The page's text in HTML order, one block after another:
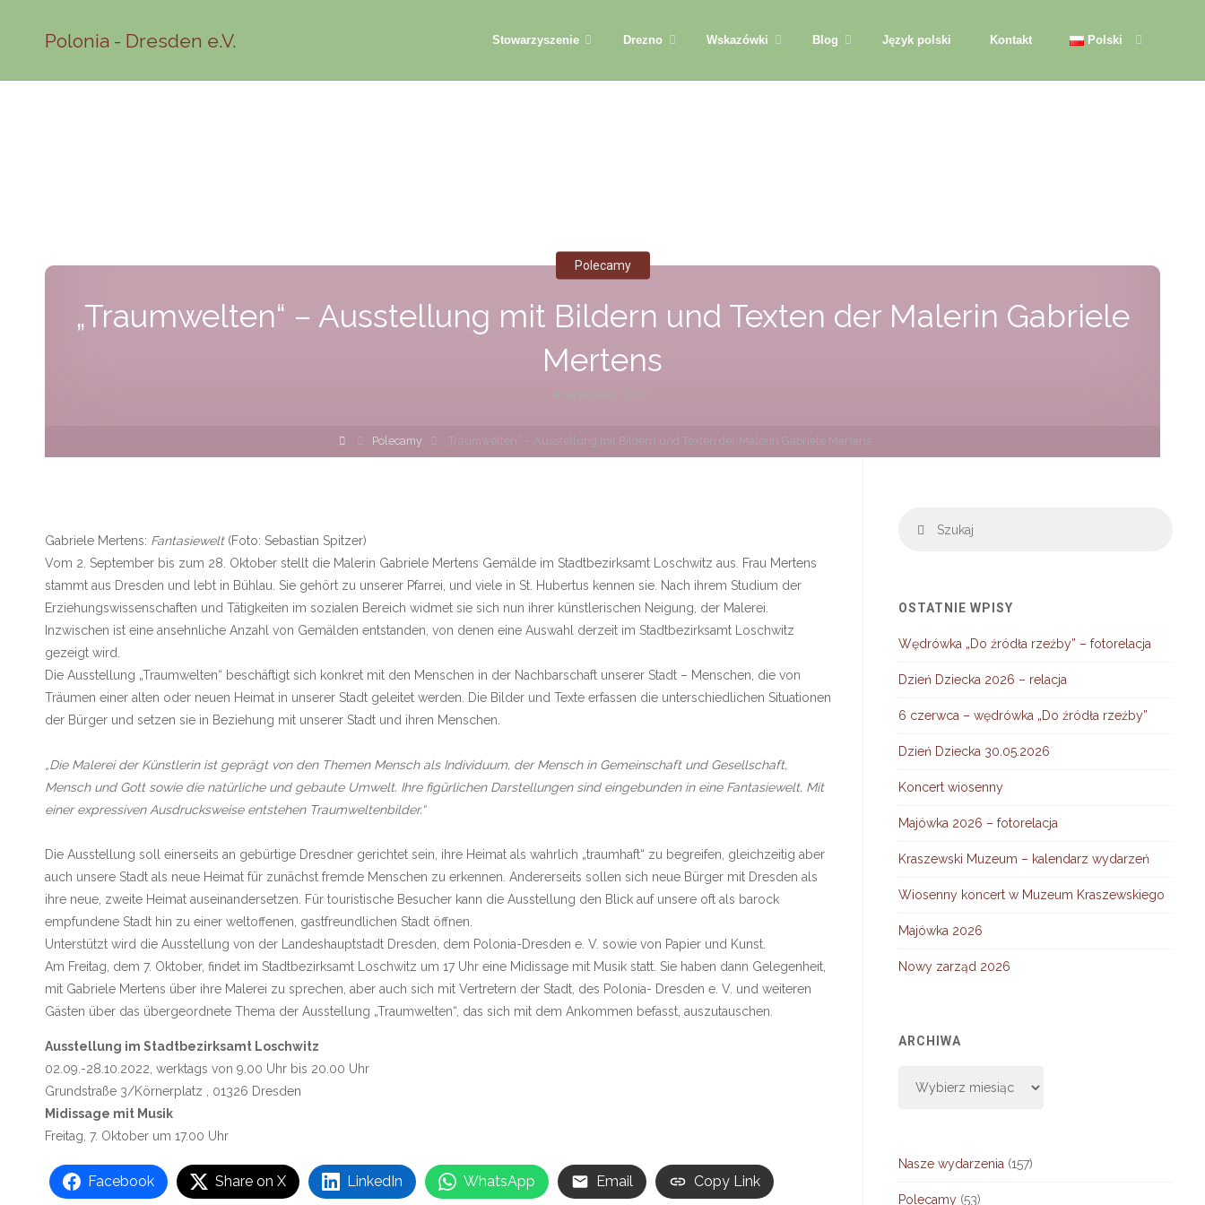
Polonia - Dresden e.V. Stowarzyszenie Drezno Wskazówki Blog Język polski Kontakt Polski
„Traumwelten“ – Ausstellung mit Bildern und Texten der Malerin Gabriele
Mertens
Polecamy
Strona
główna
Polecamy „Traumwelten“ – Ausstellung mit Bildern und Texten der Malerin Gabriele Mertens
Gabriele Mertens: Fantasiewelt (Foto: Sebastian Spitzer)
Vom 2. September bis zum 28. Oktober stellt die Malerin Gabriele Mertens Gemälde im Stadtbezirksamt Loschwitz aus. Frau Mertens
stammt aus Dresden und lebt in Bühlau. Sie gehört zu unserer Pfarrei, und viele in St. Hubertus kennen sie. Nach ihrem Studium der
Erziehungswissenschaften und Tätigkeiten im sozialen Bereich widmet sie sich nun ihrer künstlerischen Neigung, der Malerei.
Inzwischen ist eine ansehnliche Anzahl von Gemälden entstanden, von denen eine Auswahl derzeit im Stadtbezirksamt Loschwitz
gezeigt wird.
Die Ausstellung „Traumwelten“ beschäftigt sich konkret mit den Menschen in der Nachbarschaft unserer Stadt – Menschen, die von
Träumen einer alten oder neuen Heimat in unserer Stadt geleitet werden. Die Bilder und Texte erfassen die unterschiedlichen Situationen
der Bürger und setzen sie in Beziehung mit unserer Stadt und ihren Menschen.
„Die Malerei der Künstlerin ist geprägt von den Themen Mensch als Individuum, der Mensch in Gemeinschaft und Gesellschaft,
Mensch und Gott sowie die natürliche und gebaute Umwelt. Ihre figürlichen Darstellungen sind eingebunden in eine Fantasiewelt. Mit
einer expressiven Ausdrucksweise entstehen Traumweltenbilder.“
Die Ausstellung soll einerseits an gebürtige Dresdner gerichtet sein, ihre Heimat als wahrlich „traumhaft“ zu begreifen, gleichzeitig aber
auch unsere Stadt als neue Heimat für zunächst fremde Menschen zu erkennen. Andererseits sollen sich neue Bürger mit Dresden als
ihre neue, zweite Heimat auseinandersetzen. Für touristische Besucher kann die Ausstellung den Blick auf unsere oft als barock
empfundene Stadt hin zu einer weltoffenen, gastfreundlichen Stadt öffnen.
Unterstützt wird die Ausstellung von der Landeshauptstadt Dresden, dem Polonia-Dresden e. V. sowie von Papier und Kunst.
Am Freitag, dem 7. Oktober, findet im Stadtbezirksamt Loschwitz um 17 Uhr eine Midissage mit Musik statt. Sie haben dann Gelegenheit,
mit Gabriele Mertens über ihre Malerei zu sprechen, aber auch sich mit Vertretern der Stadt, des Polonia- Dresden e. V. und weiteren
Gästen über das übergeordnete Thema der Ausstellung „Traumwelten“, das sich mit dem Ankommen befasst, auszutauschen.
Ausstellung im Stadtbezirksamt Loschwitz
02.09.-28.10.2022, werktags von 9.00 Uhr bis 20.00 Uhr
Grundstraße 3/Körnerplatz , 01326 Dresden
Midissage mit Musik
Freitag, 7. Oktober um 17.00 Uhr
Facebook Share on X LinkedIn WhatsApp Email Copy Link
Szukaj
OSTATNIE WPISY
Wędrówka „Do źródła rzeźby” – fotorelacja
Dzień Dziecka 2026 – relacja
6 czerwca – wędrówka „Do źródła rzeźby”
Dzień Dziecka 30.05.2026
Koncert wiosenny
Majówka 2026 – fotorelacja
Kraszewski Muzeum – kalendarz wydarzeń
Wiosenny koncert w Muzeum Kraszewskiego
Majówka 2026
Nowy zarząd 2026
ARCHIWA
Nasze wydarzenia (157)
Polecamy (53)